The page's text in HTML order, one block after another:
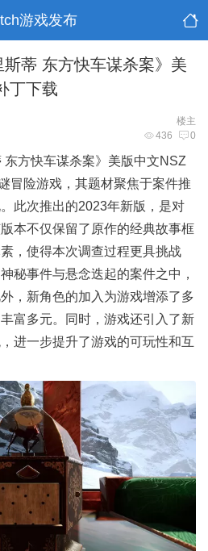
游戏发布
蒂 东方快车谋杀案》美
丁下载
楼主
436 0
方快车谋杀案》美版中文NSZ
冒险游戏，其题材聚焦于案件推
此次推出的2023年新版，是对
本不仅保留了原作的经典故事框
，使得本次调查过程更具挑战
秘事件与悬念迭起的案件之中，
，新角色的加入为游戏增添了多
富多元。同时，游戏还引入了新
进一步提升了游戏的可玩性和互